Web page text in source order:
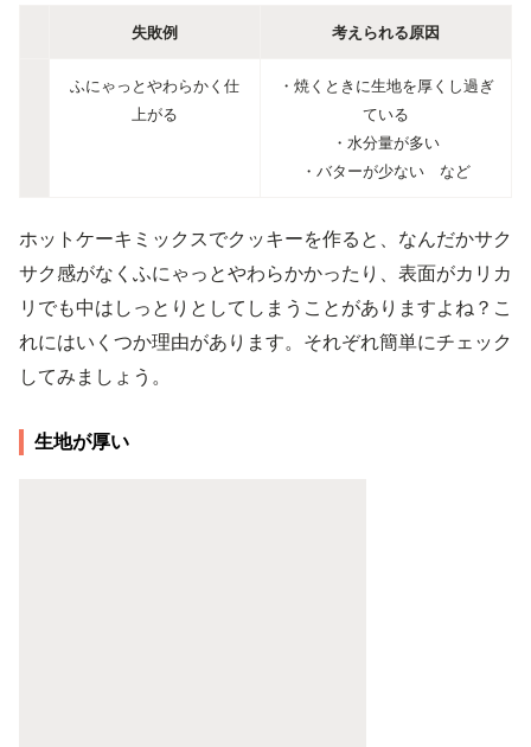
失敗例 考えられる原因
ふにゃっとやわらかく仕
上がる
・焼くときに生地を厚くし過ぎ
ている
・水分量が多い
・バターが少ない など
ホットケーキミックスでクッキーを作ると、なんだかサク
サク感がなくふにゃっとやわらかかったり、表面がカリカ
リでも中はしっとりとしてしまうことがありますよね？こ
れにはいくつか理由があります。それぞれ簡単にチェック
してみましょう。
生地が厚い